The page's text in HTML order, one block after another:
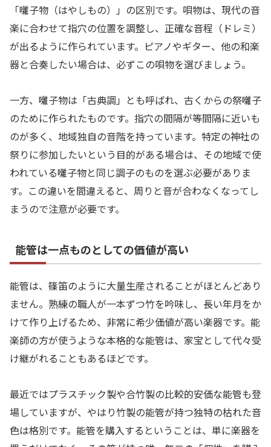
「囃子物（はやしもの）」の区別です。唄物は、現代の音
楽に合わせて指穴の位置を調整し、正確な音程（ドレミ）
が出るように作られています。ピアノやギター、他の和楽
器と合奏したい場合は、必ずこの唄物を選びましょう。
一方、囃子物は「古典調」とも呼ばれ、古くからの祭囃子
のために作られたものです。指穴の間隔が等間隔に近いも
のが多く、地域独自の音階を持っています。特定の神社の
祭りに参加したいという目的がある場合は、その地域で使
われている囃子物と同じ調子のものを選ぶ必要がありま
す。この違いを間違えると、周りと音が合わなくなってし
まうので注意が必要です。
能管は一点ものとしての価値が高い
能管は、篠笛のように大量生産されることがほとんどあり
ません。熟練の職人が一本ずつ竹を吟味し、長い年月をか
けて作り上げるため、非常に希少価値が高い楽器です。能
楽師の方が使うような本格的な能管は、家宝として代々受
け継がれることもあるほどです。
最近ではプラスチック製や合竹製の比較的安価な能管も登
場していますが、やはり竹製の能管が持つ独特の枯れた音
色は格別です。能管を購入するということは、単に楽器を